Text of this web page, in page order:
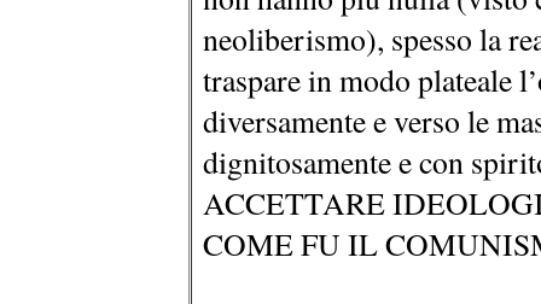
neoliberismo), spesso la
traspare in modo plateale
diversamente e verso le
dignitosamente e con
ACCETTARE
COME FU IL